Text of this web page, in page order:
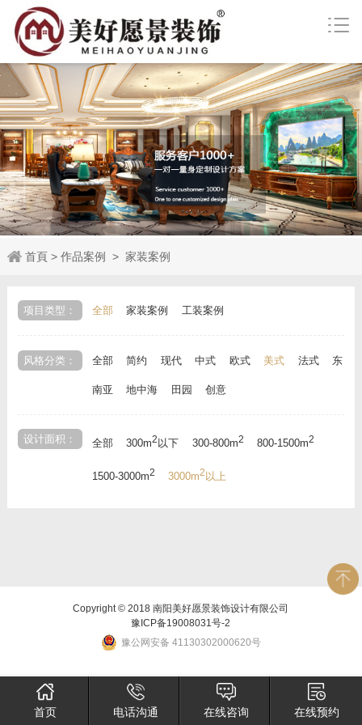
首頁> 作品案例 > 家装案例
项目类型： 全部 家装案例 工装案例
风格分类： 全部 简约 现代 中式 欧式 美式 法式 东
南亚 地中海 田园 创意
设计面积： 全部 300m2 以下 300-800m2 800-1500m2
1500-3000m2 3000m2 以上
Copyright © 2018 南阳美好愿景装饰设计有限公司
豫ICP备19008031号-2
豫公网安备 41130302000620号
首页 电话沟通 在线咨询 在线预约
×